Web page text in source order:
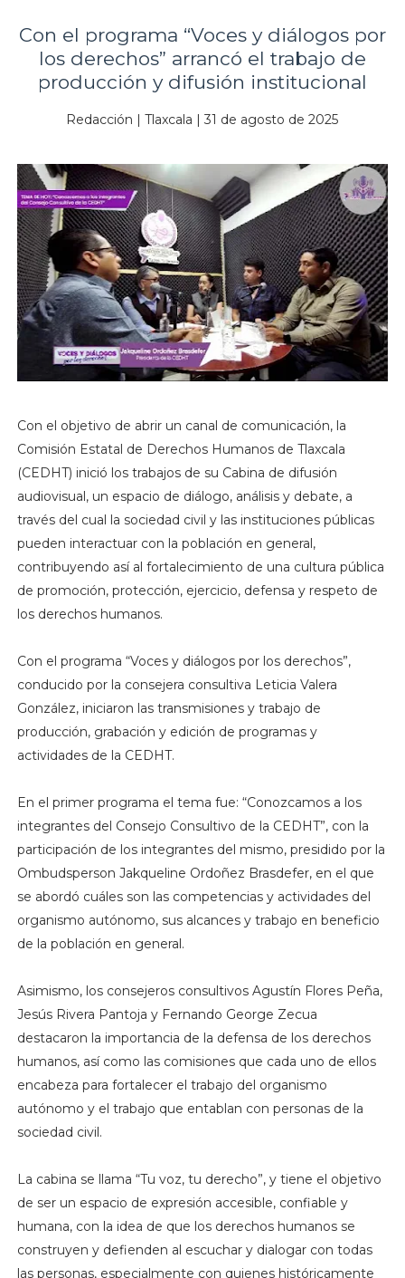
Con el programa “Voces y diálogos por
los derechos” arrancó el trabajo de
producción y difusión institucional
Redacción | Tlaxcala | 31 de agosto de 2025
Con el objetivo de abrir un canal de comunicación, la
Comisión Estatal de Derechos Humanos de Tlaxcala
(CEDHT) inició los trabajos de su Cabina de difusión
audiovisual, un espacio de diálogo, análisis y debate, a
través del cual la sociedad civil y las instituciones públicas
pueden interactuar con la población en general,
contribuyendo así al fortalecimiento de una cultura pública
de promoción, protección, ejercicio, defensa y respeto de
los derechos humanos.
Con el programa “Voces y diálogos por los derechos”,
conducido por la consejera consultiva Leticia Valera
González, iniciaron las transmisiones y trabajo de
producción, grabación y edición de programas y
actividades de la CEDHT.
En el primer programa el tema fue: “Conozcamos a los
integrantes del Consejo Consultivo de la CEDHT”, con la
participación de los integrantes del mismo, presidido por la
Ombudsperson Jakqueline Ordoñez Brasdefer, en el que
se abordó cuáles son las competencias y actividades del
organismo autónomo, sus alcances y trabajo en beneficio
de la población en general.
Asimismo, los consejeros consultivos Agustín Flores Peña,
Jesús Rivera Pantoja y Fernando George Zecua
destacaron la importancia de la defensa de los derechos
humanos, así como las comisiones que cada uno de ellos
encabeza para fortalecer el trabajo del organismo
autónomo y el trabajo que entablan con personas de la
sociedad civil.
La cabina se llama “Tu voz, tu derecho”, y tiene el objetivo
de ser un espacio de expresión accesible, confiable y
humana, con la idea de que los derechos humanos se
construyen y defienden al escuchar y dialogar con todas
las personas, especialmente con quienes históricamente